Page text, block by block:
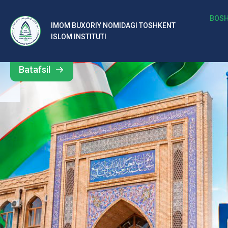
IMOM BUXORIY NOMIDAGI TOSHKENT
ISLOM INSTITUTI
b
al
ar
o‘
rt
a
si
d
Barcha
yangiliklar
Batafsil